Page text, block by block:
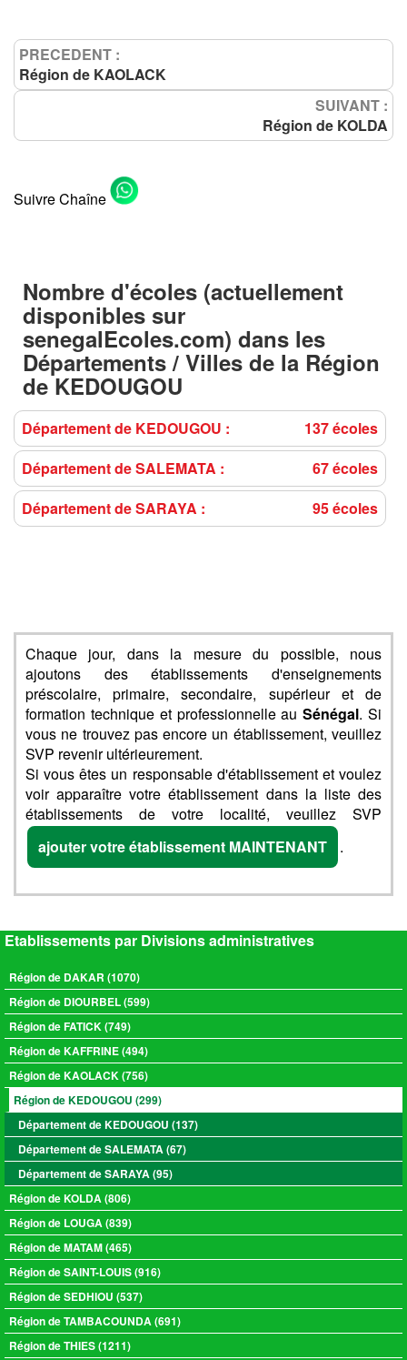
PRECEDENT :
Région de KAOLACK
SUIVANT :
Région de KOLDA
Suivre Chaîne
Nombre d'écoles (actuellement
disponibles sur
senegalEcoles.com) dans les
Départements / Villes de la Région
de KEDOUGOU
Département de KEDOUGOU :
137 écoles
Département de SALEMATA :
67 écoles
Département de SARAYA :
95 écoles
Chaque jour, dans la mesure du possible, nous
ajoutons des établissements d'enseignements
préscolaire, primaire, secondaire, supérieur et de
formation technique et professionnelle auSénégal. Si
vous ne trouvez pas encore un établissement, veuillez
SVP revenir ultérieurement.
Si vous êtes un responsable d'établissement et voulez
voir apparaître votre établissement dans la liste des
établissements de votre localité, veuillez SVP
ajouter votre établissement MAINTENANT
.
Etablissements par Divisions administratives
Région de DAKAR (1070)
Région de DIOURBEL (599)
Région de FATICK (749)
Région de KAFFRINE (494)
Région de KAOLACK (756)
Région de KEDOUGOU (299)
Département de KEDOUGOU (137)
Département de SALEMATA (67)
Département de SARAYA (95)
Région de KOLDA (806)
Région de LOUGA (839)
Région de MATAM (465)
Région de SAINT-LOUIS (916)
Région de SEDHIOU (537)
Région de TAMBACOUNDA (691)
Région de THIES (1211)